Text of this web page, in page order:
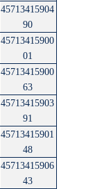
45713415904
90
45713415900
01
45713415900
63
45713415903
91
45713415901
48
45713415906
43